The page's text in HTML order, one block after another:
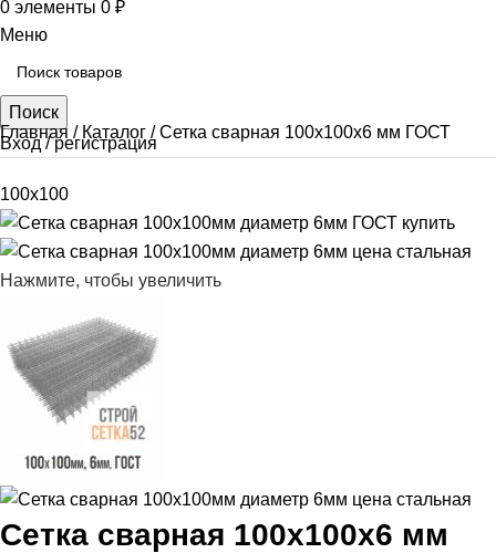
0 элементы 0 ₽
Меню
Поиск
Вход / регистрация
Главная Каталог Сетка сварная 100х100х6 мм ГОСТ
100x100
Нажмите, чтобы увеличить
Сетка сварная 100х100х6 мм